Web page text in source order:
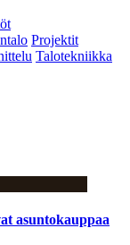
Projektit
Talotekniikka
asuntokauppaa